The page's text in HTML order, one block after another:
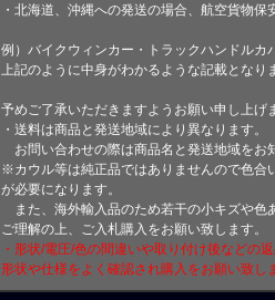
・北海道、沖縄への発送の場合、航空貨物
例）バイクウィンカー・トラックハンドルカ
上記のように中身がわかるような記載となり
予めご了承いただきますようお願い申し上げ
・送料は商品と発送地域により異なります。
お問い合わせの際は商品名と発送地域をお
※カウル等は純正品ではありませんので色合
が必要になります。
また、海外輸入品のため若干の小キズや色
ご理解の上、ご入札購入をお願い致します。
・形状/電圧/色の間違いや取り付け後などの
形状や仕様をよく確認され購入をお願い致し